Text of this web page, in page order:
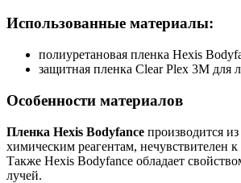
Использованные материалы:
полиуретановая пленка Hexis
защитная пленка Clear Plex 3M для
Особенности материалов
Пленка Hexis Bodyfance производится
химическим реагентам, нечувствителен
Также Hexis Bodyfance обладает
лучей.